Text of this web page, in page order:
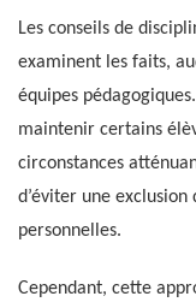
Les conseils de
examinent les faits,
équipes
maintenir certains
circonstances
d’éviter une
personnelles.
Cependant, cette